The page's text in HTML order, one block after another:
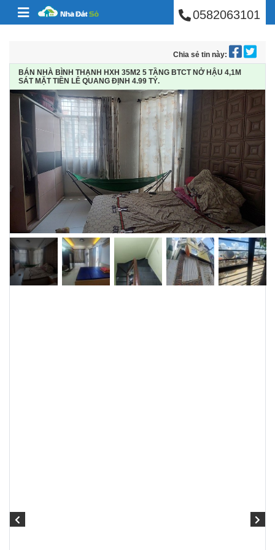
Skip to content BÁN NHÀ PHÚ0582063101
Chia sẻ tin này:
BÁN NHÀ BÌNH THẠNH HXH 35M2 5 TẦNG BTCT NỞ HẬU 4,1M
SÁT MẶT TIỀN LÊ QUANG ĐỊNH 4.99 TỶ.